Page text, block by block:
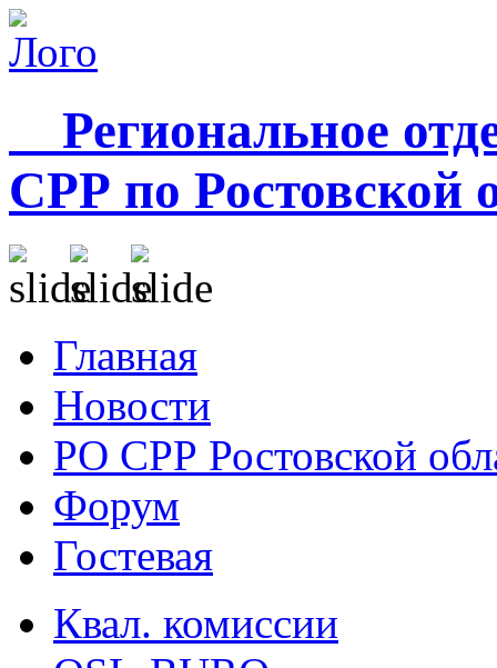
Региональное
СРР по Ростовской
Главная
Новости
РО СРР Ростовской
Форум
Гостевая
Квал. комиссии